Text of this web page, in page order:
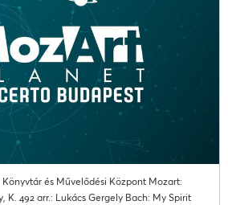
Könyvtár és Művelődési Központ Mozart:
K. 492 arr.: Lukács Gergely Bach: My Spirit